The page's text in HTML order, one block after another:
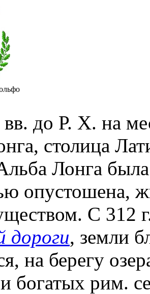
до Р. Х. на
столица
Лонга
опустошена,
С 312
дороги, земли
на берегу
богатых рим.